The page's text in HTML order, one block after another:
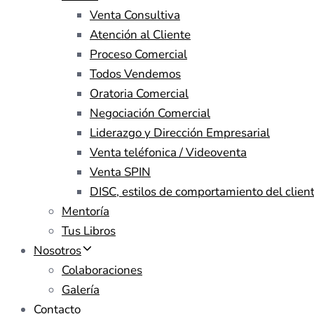
Venta Consultiva
Atención al Cliente
Proceso Comercial
Todos Vendemos
Oratoria Comercial
Negociación Comercial
Liderazgo y Dirección Empresarial
Venta teléfonica / Videoventa
Venta SPIN
DISC, estilos de comportamiento del
Mentoría
Tus Libros
Nosotros
Colaboraciones
Galería
Contacto